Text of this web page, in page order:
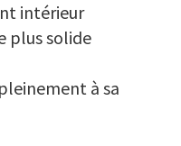
intérieur
plus solide
à sa